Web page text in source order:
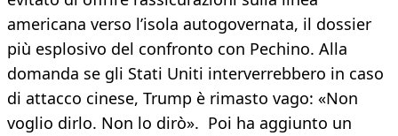
americana verso l’isola autogovernata, il dossier
più esplosivo del confronto con Pechino. Alla
domanda se gli Stati Uniti interverrebbero in caso
di attacco cinese, Trump è rimasto vago: «Non
voglio dirlo. Non lo dirò». Poi ha aggiunto un